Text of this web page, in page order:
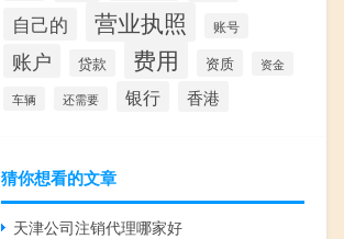
自己的 营业执照 账号
账户 贷款 费用 资质
资金
车辆
还需要 银行 香港
猜你想看的文章
天津公司注销代理哪家好